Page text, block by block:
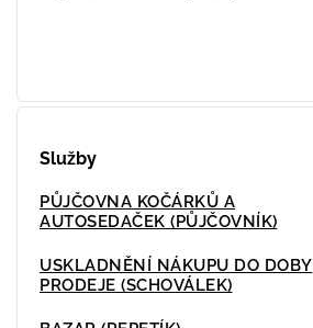
Služby
PŮJČOVNA KOČÁRKŮ A
AUTOSEDAČEK (PŮJČOVNÍK)
USKLADNĚNÍ NÁKUPU DO DOBY
PRODEJE (SCHOVÁLEK)